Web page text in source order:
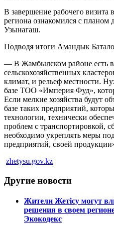
В завершение рабочего
региона ознакомился с планом
Узынагаш.
Подводя итоги Амандык
— В Жамбылском районе есть
сельскохозяйственных
климат, и рельеф местности.
базе ТОО «Империя Фуд»,
Если мелкие хозяйства будут
базе таких предприятий,
технологии, технически
проблем с транспортировкой,
необходимо укреплять меры
предприятий, своей
zhetysu.gov.kz
Другие новости
Жители Жетісу могут
решения в своем
Экокодекс